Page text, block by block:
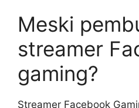
Meski
streamer
gaming?
Streamer Facebook